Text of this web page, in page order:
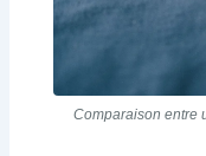
Comparaison entre